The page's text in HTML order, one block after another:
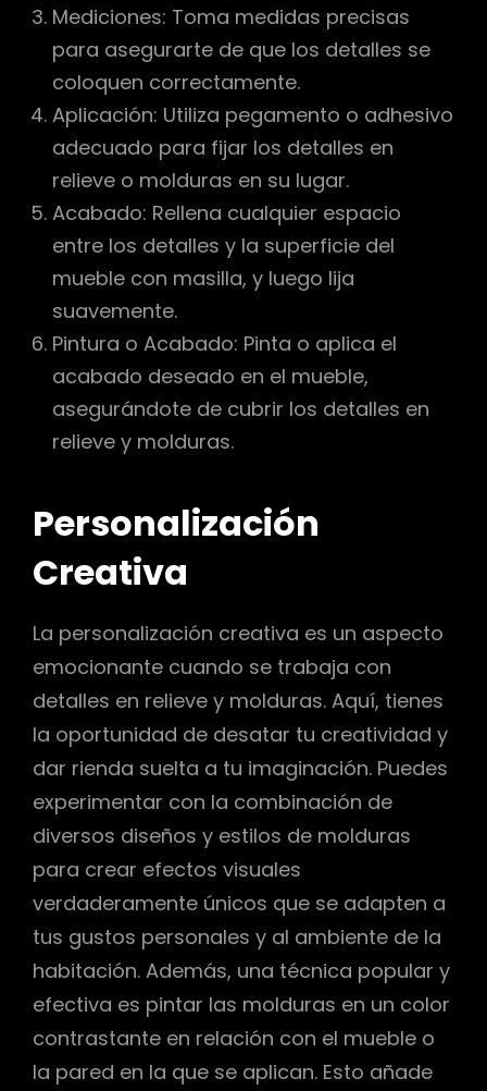
Mediciones: Toma medidas precisas
para asegurarte de que los detalles se
coloquen correctamente.
Aplicación: Utiliza pegamento o adhesivo
adecuado para fijar los detalles en
relieve o molduras en su lugar.
Acabado: Rellena cualquier espacio
entre los detalles y la superficie del
mueble con masilla, y luego lija
suavemente.
Pintura o Acabado: Pinta o aplica el
acabado deseado en el mueble,
asegurándote de cubrir los detalles en
relieve y molduras.
Personalización
Creativa
La personalización creativa es un aspecto
emocionante cuando se trabaja con
detalles en relieve y molduras. Aquí, tienes
la oportunidad de desatar tu creatividad y
dar rienda suelta a tu imaginación. Puedes
experimentar con la combinación de
diversos diseños y estilos de molduras
para crear efectos visuales
verdaderamente únicos que se adapten a
tus gustos personales y al ambiente de la
habitación. Además, una técnica popular y
efectiva es pintar las molduras en un color
contrastante en relación con el mueble o
la pared en la que se aplican. Esto añade